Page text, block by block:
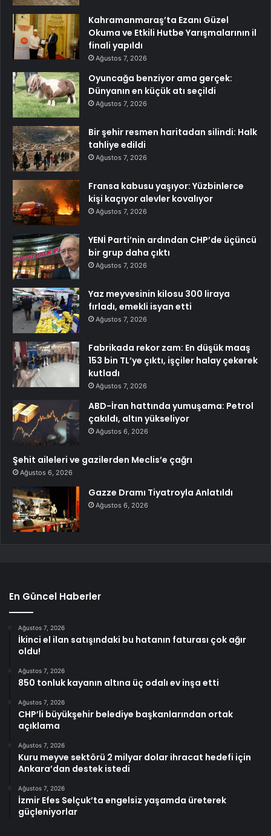
Kahramanmaraş’ta Ezanı Güzel
Okuma ve Etkili Hutbe Yarışmalarının il
finali yapıldı
Ağustos 7, 2026
Oyuncağa benziyor ama gerçek:
Dünyanın en küçük atı seçildi
Ağustos 7, 2026
Bir şehir resmen haritadan silindi: Halk
tahliye edildi
Ağustos 7, 2026
Fransa kabusu yaşıyor: Yüzbinlerce
kişi kaçıyor alevler kovalıyor
Ağustos 7, 2026
YENİ Parti’nin ardından CHP’de üçüncü
bir grup daha çıktı
Ağustos 7, 2026
Yaz meyvesinin kilosu 300 liraya
fırladı, emekli isyan etti
Ağustos 7, 2026
Fabrikada rekor zam: En düşük maaş
153 bin TL’ye çıktı, işçiler halay çekerek
kutladı
Ağustos 7, 2026
ABD-İran hattında yumuşama: Petrol
çakıldı, altın yükseliyor
Ağustos 6, 2026
Şehit aileleri ve gazilerden Meclis’e çağrı
Ağustos 6, 2026
Gazze Dramı Tiyatroyla Anlatıldı
Ağustos 6, 2026
En Güncel Haberler
Ağustos 7, 2026
İkinci el ilan satışındaki bu hatanın faturası çok ağır
oldu!
Ağustos 7, 2026
850 tonluk kayanın altına üç odalı ev inşa etti
Ağustos 7, 2026
CHP’li büyükşehir belediye başkanlarından ortak
açıklama
Ağustos 7, 2026
Kuru meyve sektörü 2 milyar dolar ihracat hedefi için
Ankara’dan destek istedi
Ağustos 7, 2026
İzmir Efes Selçuk’ta engelsiz yaşamda üreterek
güçleniyorlar